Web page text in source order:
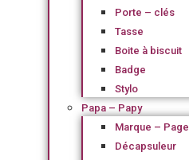
Porte – clés
Tasse
Boite à biscuit
Badge
Stylo
Papa – Papy
Marque – Page
Décapsuleur